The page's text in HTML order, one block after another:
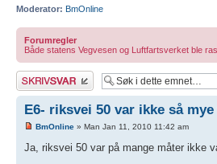
Moderator: BmOnline
Forumregler
Både statens Vegvesen og Luftfartsverket ble
Skriv et svar
E6- riksvei 50 var ikke så
BmOnline » Man Jan 11, 2010 11:42 am
Ja, riksvei 50 var på mange måter ikke